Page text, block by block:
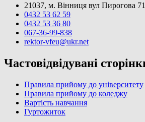
21037, м. Вінниця вул Пирогова
0432 53 62 59
0432 53 36 80
067-36-99-838
rektor-vfeu@ukr.net
Частовідвідувані
Правила прийому до університету
Правила прийому до коледжу
Вартість навчання
Гуртожиток